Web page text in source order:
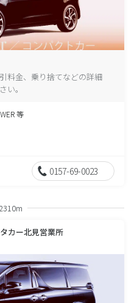
料金、乗り捨てなどの詳細
い。
等
0157-69-0023
カー北見営業所